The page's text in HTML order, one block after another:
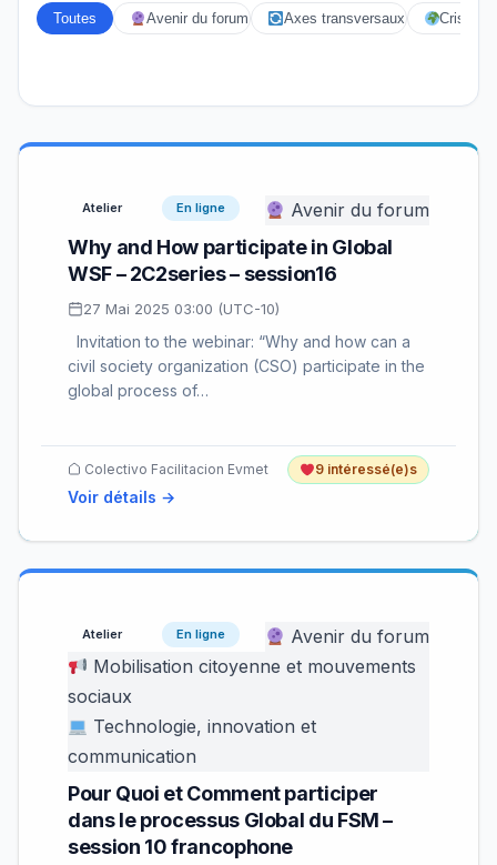
Toutes Avenir du forum Axes transversaux Crises
Atelier En ligne Avenir du forum
Why and How participate in Global
WSF – 2C2series – session16
27 Mai 2025 03:00 (UTC-10)
Invitation to the webinar: “Why and how can a
civil society organization (CSO) participate in the
global process of…
Colectivo Facilitacion Evmet 9 intéressé(e)s
Voir détails →
Atelier En ligne
Avenir du forum
Mobilisation citoyenne et mouvements
sociaux
Technologie, innovation et
communication
Pour Quoi et Comment participer
dans le processus Global du FSM –
session 10 francophone